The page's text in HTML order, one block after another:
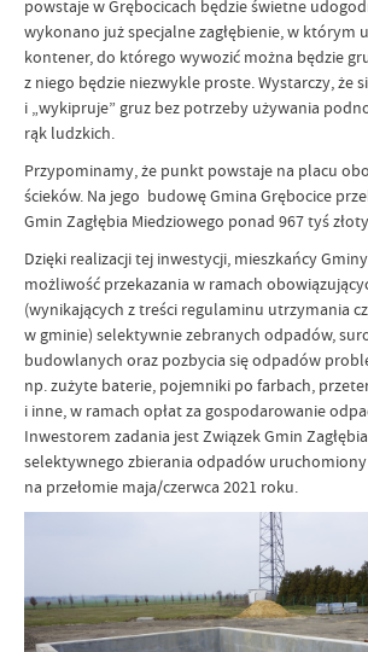
powstaje w Grębocicach będzie świetne
wykonano już specjalne zagłębienie, w którym
kontener, do którego wywozić można będzie
z niego będzie niezwykle proste. Wystarczy, że
i „wykipruje” gruz bez potrzeby używania
rąk ludzkich.
Przypominamy, że punkt powstaje na placu
ścieków. Na jego budowę Gmina Grębocice
Gmin Zagłębia Miedziowego ponad 967 tyś
Dzięki realizacji tej inwestycji, mieszkańcy
możliwość przekazania w ramach
(wynikających z treści regulaminu utrzymania
w gminie) selektywnie zebranych odpadów,
budowlanych oraz pozbycia się odpadów
np. zużyte baterie, pojemniki po farbach,
i inne, w ramach opłat za gospodarowanie
Inwestorem zadania jest Związek Gmin
selektywnego zbierania odpadów
na przełomie maja/czerwca 2021 roku.